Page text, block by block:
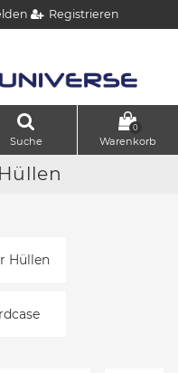
Registrieren
Suche
0
Warenkorb
Hüllen